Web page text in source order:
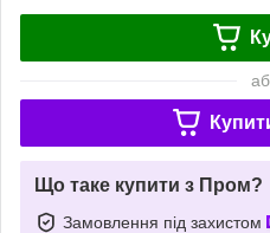
Що таке купити з Пром?
Замовлення під захистом